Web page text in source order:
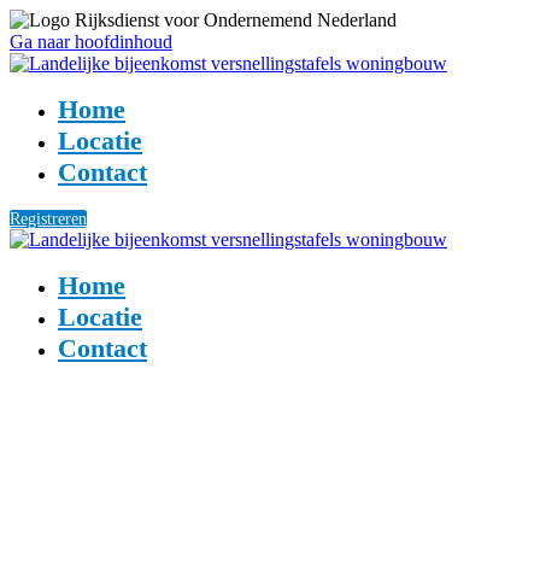
Ga naar hoofdinhoud
Home
Locatie
Contact
Registreren
Home
Locatie
Contact